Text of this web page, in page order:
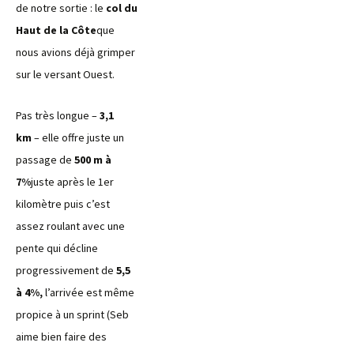
de notre sortie : le col du
Haut de la Côteque
nous avions déjà grimper
sur le versant Ouest.
Pas très longue –3,1
km – elle offre juste un
passage de 500 m à
7%juste après le 1er
kilomètre puis c’est
assez roulant avec une
pente qui décline
progressivement de 5,5
à 4%,l’arrivée est même
propice à un sprint (Seb
aime bien faire des